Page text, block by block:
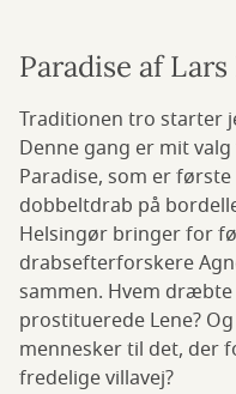
Paradise af
Traditionen tro starter
Denne gang er mit
Paradise, som er
dobbeltdrab på
Helsingør bringer for
drabsefterforskere
sammen. Hvem
prostituerede Lene?
mennesker til det, der
fredelige villavej?